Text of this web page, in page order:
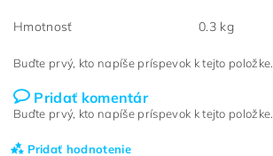
Hmotnosť 0.3 kg
Buďte prvý, kto napíše príspevok k tejto položke.
Pridať komentár
Buďte prvý, kto napíše príspevok k tejto položke.
Pridať hodnotenie